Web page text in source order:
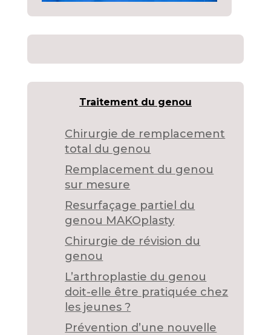
Traitement du genou
Chirurgie de remplacement
total du genou
Remplacement du genou
sur mesure
Resurfaçage partiel du
genou MAKOplasty
Chirurgie de révision du
genou
L’arthroplastie du genou
doit-elle être pratiquée chez
les jeunes ?
Prévention d’une nouvelle